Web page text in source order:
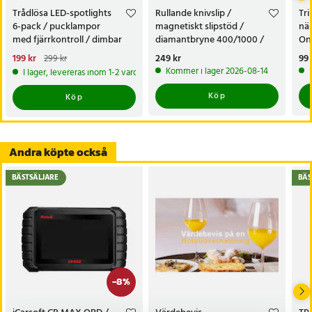
Trådlösa LED-spotlights
6-pack / pucklampor
med fjärrkontroll / dimbar
skåpbelysning
Nuvarande pris
199 krTidigare pris:299 kr
199 kr 299 kr
I lager, levereras inom 1-2 vardagar
Köp
Rullande knivslip /
magnetiskt slipstöd /
diamantbryne 400/1000 /
knivvässare med fasta vinklar
Pris:249 kr
249 kr
Kommer i lager 2026-08-14
Köp
99
Andra köpte också
-8%
BÄSTSÄLJARE